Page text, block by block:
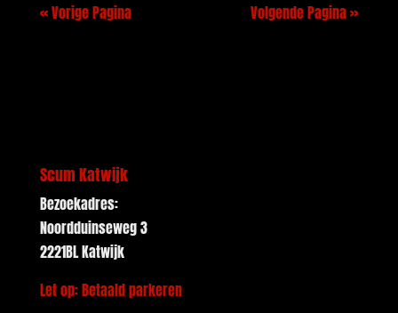
« Vorige Pagina Volgende Pagina »
Scum Katwijk
Bezoekadres:
Noordduinseweg 3
2221BL Katwijk
Let op: Betaald parkeren